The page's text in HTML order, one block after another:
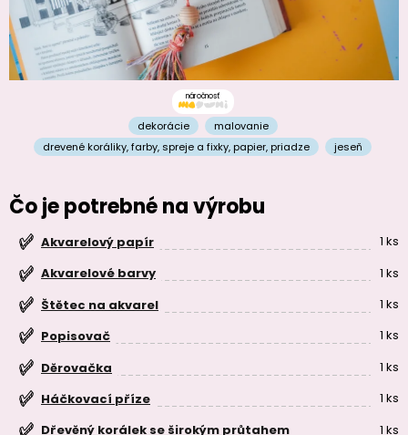
náročnosť
dekorácie
malovanie
drevené koráliky,farby, spreje a fixky, papier, priadze jeseň
Čo je potrebné na výrobu
Akvarelový papír
1 ks
Akvarelové barvy
1 ks
Štětec na akvarel
1 ks
Popisovač
1 ks
Děrovačka
1 ks
Háčkovací příze
1 ks
Dřevěný korálek se širokým průtahem
1 ks